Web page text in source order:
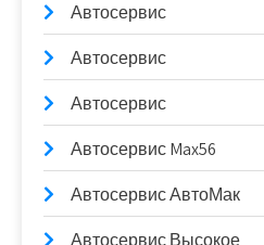
Автосервис
Автосервис
Автосервис
Автосервис Max56
Автосервис АвтоМак
Автосервис Высокое